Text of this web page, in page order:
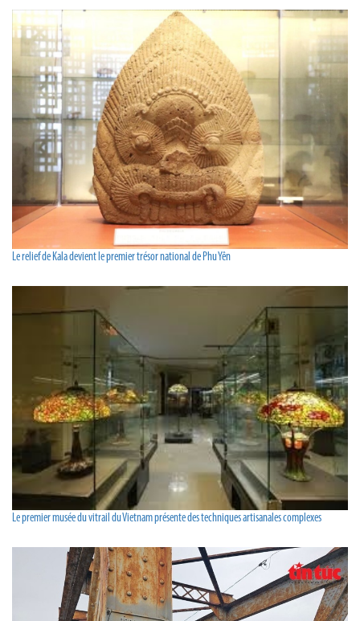
Le relief de Kala devient le premier trésor national de Phu Yên
Le premier musée du vitrail du Vietnam présente des techniques artisanales complexes